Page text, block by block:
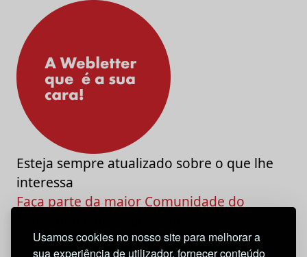
Usamos cookies no nosso site para melhorar a
sua experiência de utilizador, fornecer conteúdo
Esteja sempre atualizado sobre o que lhe
interessa
Faça parte da maior Comunidade do